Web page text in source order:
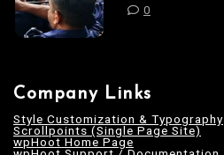
0
Company Links
Style Customization & Typography
Scrollpoints (Single Page Site)
wpHoot Home Page
wpHoot Support / Documentation